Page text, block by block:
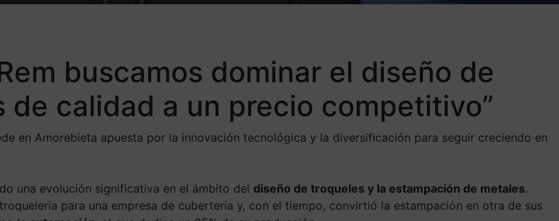
buscamos dominar el diseño de
calidad a un precio competitivo”
en Amorebieta apuesta por la innovación tecnológica y la diversificación para seguir creciendo en
una evolución significativa en el ámbito del diseño de troqueles y la estampación de metales.
para una empresa de cubertería y, con el tiempo, convirtió la estampación en otra de sus